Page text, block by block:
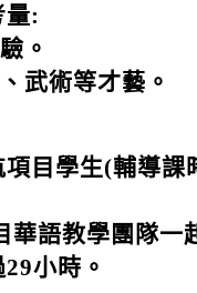
量:
。
武術等才藝。
目學生(輔導課
語教學團隊一
小時。